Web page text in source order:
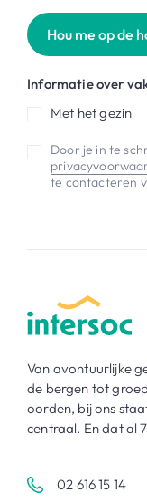
Hou me op de
Informatie over
Met het gezin
Door je in te
te contacteren
Van avontuurlijke
de bergen tot
oorden, bij ons
centraal. En dat al
02 616 15 14